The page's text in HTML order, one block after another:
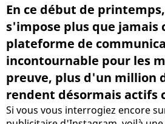
En ce début de
s'impose plus que jamais
plateforme de
incontournable pour les
preuve, plus d'un million
rendent désormais actifs
Si vous vous interrogiez encore